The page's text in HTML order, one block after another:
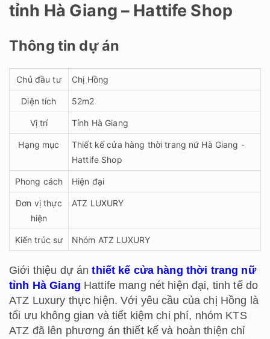
tỉnh Hà Giang – Hattife Shop
Thông tin dự án
Chủ đầu tư Chị Hồng
Diện tích 52m2
Vị trí Tỉnh Hà Giang
Hạng mục
Thiết kế cửa hàng thời trang nữ Hà Giang -
Hattife Shop
Phong cách Hiện đại
Đơn vị thực
hiện
ATZ LUXURY
Kiến trúc sư Nhóm ATZ LUXURY
Giới thiệu dự ánthiết kế cửa hàng thời trang nữ
tỉnh Hà Giang Hattife mang nét hiện đại, tinh tế do
ATZ Luxury thực hiện. Với yêu cầu của chị Hồng là
tối ưu không gian và tiết kiệm chi phí, nhóm KTS
ATZ đã lên phương án thiết kế và hoàn thiện chỉ